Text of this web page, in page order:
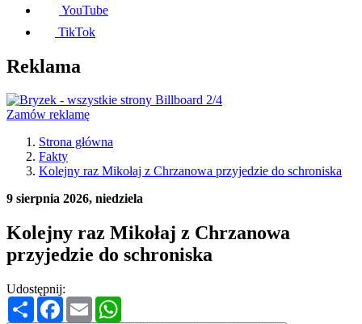
YouTube
TikTok
Reklama
Zamów reklamę
Strona główna
Fakty
Kolejny raz Mikołaj z Chrzanowa przyjedzie do schroniska
9 sierpnia 2026, niedziela
Kolejny raz Mikołaj z Chrzanowa
przyjedzie do schroniska
Udostępnij:
Podziel
się
Facebook
Email